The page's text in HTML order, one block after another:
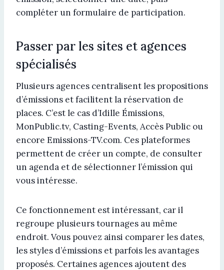
compléter un formulaire de participation.
Passer par les sites et agences
spécialisés
Plusieurs agences centralisent les propositions
d’émissions et facilitent la réservation de
places. C’est le cas d’Idille Émissions,
MonPublic.tv, Casting-Events, Accès Public ou
encore Emissions-TV.com. Ces plateformes
permettent de créer un compte, de consulter
un agenda et de sélectionner l’émission qui
vous intéresse.
Ce fonctionnement est intéressant, car il
regroupe plusieurs tournages au même
endroit. Vous pouvez ainsi comparer les dates,
les styles d’émissions et parfois les avantages
proposés. Certaines agences ajoutent des